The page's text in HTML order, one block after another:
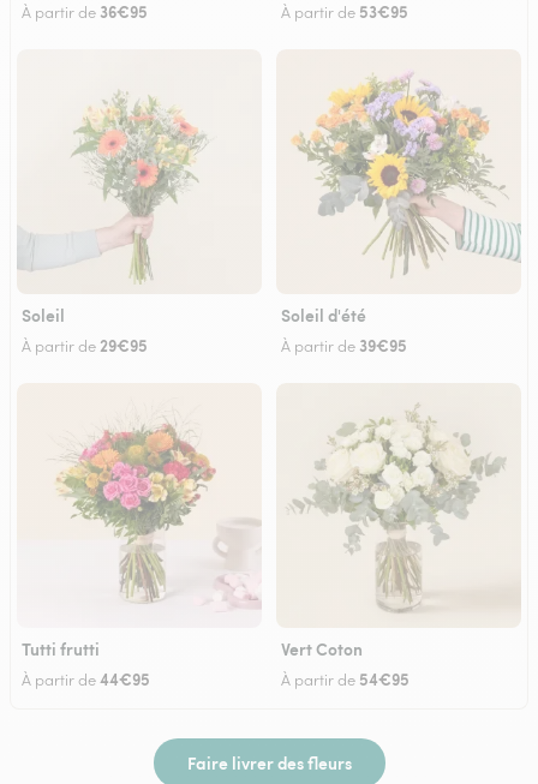
À partir de 36€95 À partir de 53€95
Soleil
À partir de 29€95
Soleil d'été
À partir de 39€95
Tutti frutti
À partir de44€95
Vert Coton
À partir de 54€95
Faire livrer des fleurs